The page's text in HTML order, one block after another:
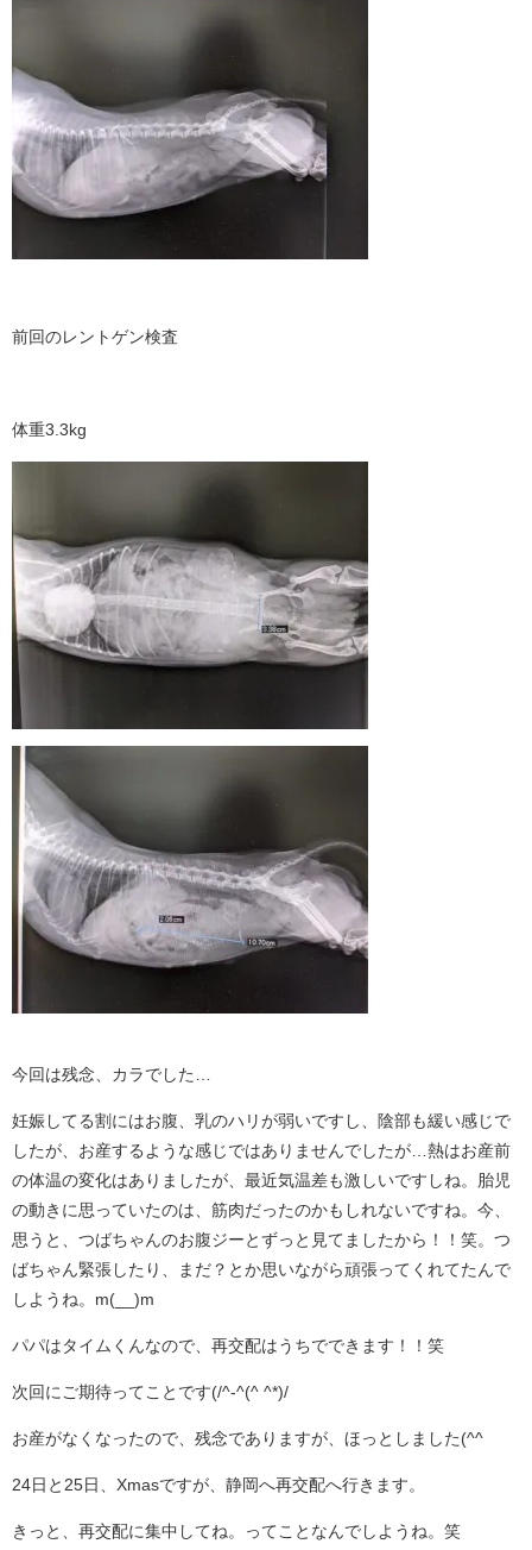
前回のレントゲン検査
体重3.3kg
今回は残念、カラでした…
妊娠してる割にはお腹、乳のハリが弱いですし、陰部も緩い感じで
したが、お産するような感じではありませんでしたが…熱はお産前
の体温の変化はありましたが、最近気温差も激しいですしね。胎児
の動きに思っていたのは、筋肉だったのかもしれないですね。今、
思うと、つばちゃんのお腹ジーとずっと見てましたから！！笑。つ
ばちゃん緊張したり、まだ？とか思いながら頑張ってくれてたんで
しようね。m(__)m
パパはタイムくんなので、再交配はうちでできます！！笑
次回にご期待ってことです(/^-^(^ ^*)/
お産がなくなったので、残念でありますが、ほっとしました(^^ゞ
24日と25日、Xmasですが、静岡へ再交配へ行きます。
きっと、再交配に集中してね。ってことなんでしようね。笑